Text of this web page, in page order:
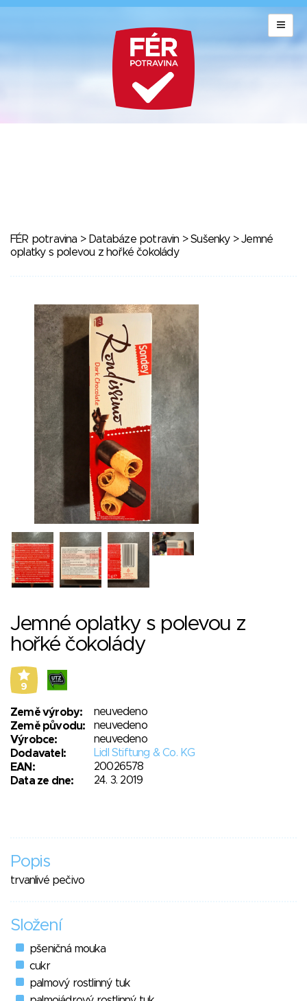
FÉR potravina > Databáze potravin >Sušenky> Jemné
oplatky s polevou z hořké čokolády
Jemné oplatky s polevou z
hořké čokolády
9
Země výroby:
neuvedeno
Země původu:
neuvedeno
Výrobce:
neuvedeno
Dodavatel:
Lidl Stiftung & Co. KG
EAN:
20026578
Data ze dne:
24. 3. 2019
Popis
trvanlivé pečivo
Složení
pšeničná mouka
cukr
palmový rostlinný tuk